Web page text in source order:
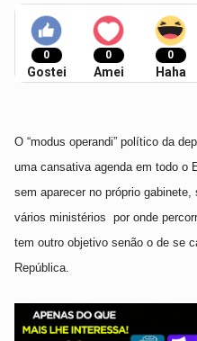
0
Gostei
0
Amei
0
Haha
O “modus operandi” político da
uma cansativa agenda em todo o
sem aparecer no próprio
vários ministérios
por onde
tem outro objetivo senão o de se
República.